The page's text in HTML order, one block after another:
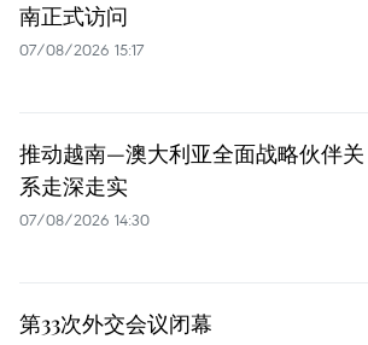
南正式访问
07/08/2026 15:17
推动越南—澳大利亚全面战略伙伴关
系走深走实
07/08/2026 14:30
第33次外交会议闭幕